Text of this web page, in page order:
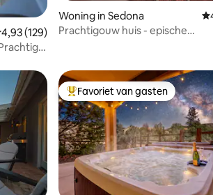
beoordeling van 4,93 uit 5, 129
4,93 (129)
Woning in Sedona
Prachtigouw huis - epische
Topfavoriet van gasten
Favoriet van gasten